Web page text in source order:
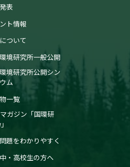
表
ト情報
ついて
境研究所一般公開
境研究所公開シン
ム
一覧
ガジン「国環研
題をわかりやすく
・高校生の方へ